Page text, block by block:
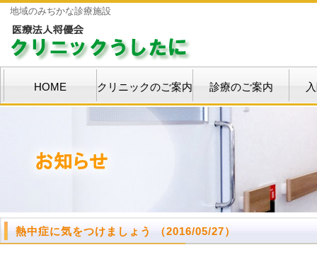
地域のみぢかな診療施設
HOME クリニックのご案内 診療のご案内
熱中症に気をつけましょう （2016/05/27）